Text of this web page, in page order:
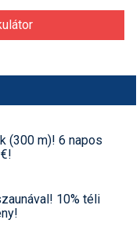
(300 m)! 6 napos
10% téli